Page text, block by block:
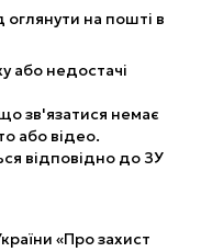
на пошті в
або недостачі
зв'язатися немає
або відео.
відповідно до ЗУ
«Про захист